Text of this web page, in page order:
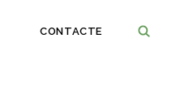
CONTACTE